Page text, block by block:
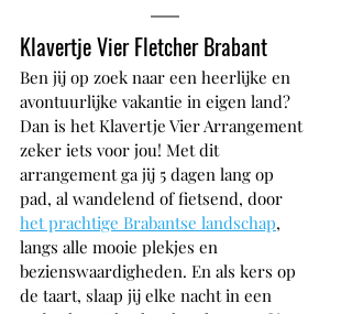
Klavertje Vier Fletcher Brabant
Ben jij op zoek naar een heerlijke en
avontuurlijke vakantie in eigen land?
Dan is het Klavertje Vier Arrangement
zeker iets voor jou! Met dit
arrangement ga jij 5 dagen lang op
pad, al wandelend of fietsend, door
het prachtige Brabantse landschap,
langs alle mooie plekjes en
bezienswaardigheden. En als kers op
de taart, slaap jij elke nacht in een